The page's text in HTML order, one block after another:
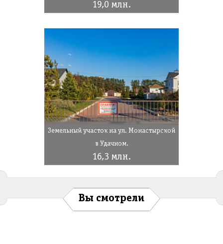
19,0 млн.
Земельный участок на ул. Монастырской
в Удачном.
16,3 млн.
Вы смотрели